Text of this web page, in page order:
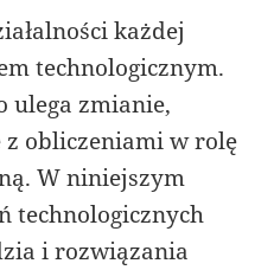
każdej
technologicznym.
ulega zmianie,
z obliczeniami w rolę
W niniejszym
technologicznych
i rozwiązania